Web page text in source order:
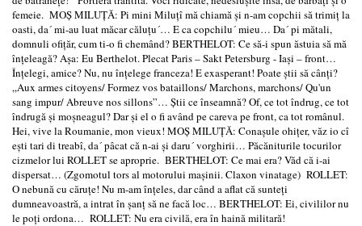
femeie. MOŞ MILUŢĂ: Pi mini Miluţî mă chiamă şi n-am copchii să trimiţ la
oasti, da´ mi-au luat măcar căluţu´… E ca copchilu´ mieu… Da´ pi mătali,
domnuli ofiţăr, cum ti-o fi chemând? BERTHELOT: Ce să-i spun ăstuia să mă
înţeleagă? Aşa: Eu Berthelot. Plecat Paris – Sakt Petersburg - Iaşi – front…
Înţelegi, amice? Nu, nu înţelege franceza! E exasperant! Poate ştii să cânţi?
„Aux armes citoyens/ Formez vos bataillons/ Marchons, marchons/ Qu'un
sang impur/ Abreuve nos sillons”… Ştii ce înseamnă? Of, ce tot îndrug, ce tot
îndrugă şi moşneagul? Dar şi el o fi având pe careva pe front, ca tot românul.
Hei, vive la Roumanie, mon vieux! MOŞ MILUŢĂ: Conaşule ohiţer, văz io cî
eşti tari di treabî, da´ pâcat că n-ai şi daru´ vorghirii… Păcăniturile tocurilor
cizmelor lui ROLLET se aproprie. BERTHELOT: Ce mai era? Văd că i-ai
dispersat… (Zgomotul tors al motorului maşinii. Claxon vinatage) ROLLET:
O nebună cu căruţe! Nu m-am înţeles, dar când a aflat că sunteţi
dumneavoastră, a intrat în şanţ să ne facă loc… BERTHELOT: Ei, civililor nu
le poţi ordona… ROLLET: Nu era civilă, era în haină militară!